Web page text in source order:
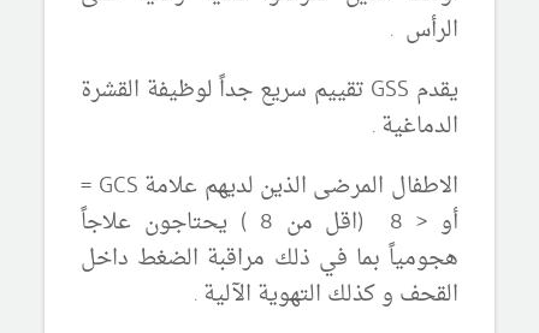
الرأس .
يقدم GSS تقييم سريع جداً لوظيفة القشرة
الدماغية .
الاطفال المرضى الذين لديهم علامة GCS
=
أو<
8 (اقل من 8 ) يحتاجون علاجاً
هجومياً بما في ذلك مراقبة الضغط داخل
القحف و كذلك التهوية الآلية .